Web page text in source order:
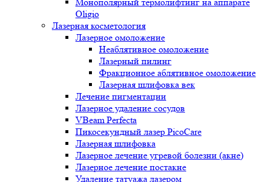
Монополярный термолифтинг на аппарате
Oligio
Лазерная косметология
Лазерное омоложение
Неаблятивное омоложение
Лазерный пилинг
Фракционное аблятивное омоложение
Лазерная шлифовка век
Лечение пигментации
Лазерное удаление сосудов
VBeam Perfecta
Пикосекундный лазер PicoCare
Лазерная шлифовка
Лазерное лечение угревой болезни (акне)
Лазерное лечение постакне
Удаление татуажа лазером